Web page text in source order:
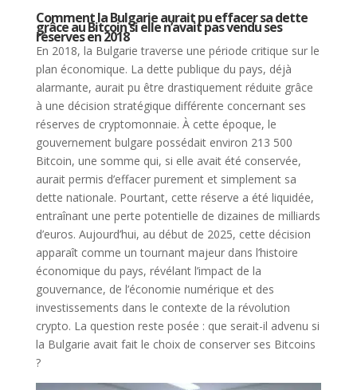
Comment la Bulgarie aurait pu effacer sa dette
grâce au Bitcoin si elle n’avait pas vendu ses
réserves en 2018
En 2018, la Bulgarie traverse une période critique sur le
plan économique. La dette publique du pays, déjà
alarmante, aurait pu être drastiquement réduite grâce
à une décision stratégique différente concernant ses
réserves de cryptomonnaie. À cette époque, le
gouvernement bulgare possédait environ 213 500
Bitcoin, une somme qui, si elle avait été conservée,
aurait permis d’effacer purement et simplement sa
dette nationale. Pourtant, cette réserve a été liquidée,
entraînant une perte potentielle de dizaines de milliards
d’euros. Aujourd’hui, au début de 2025, cette décision
apparaît comme un tournant majeur dans l’histoire
économique du pays, révélant l’impact de la
gouvernance, de l’économie numérique et des
investissements dans le contexte de la révolution
crypto. La question reste posée : que serait-il advenu si
la Bulgarie avait fait le choix de conserver ses Bitcoins
?